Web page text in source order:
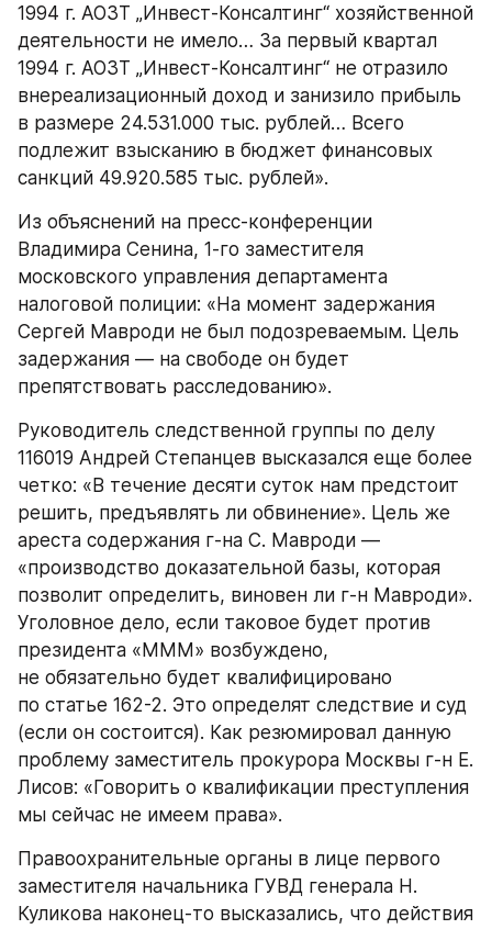
1994 г. АОЗТ „Инвест-Консалтинг“ хозяйственной
деятельности не имело… За первый квартал
1994 г. АОЗТ „Инвест-Консалтинг“ не отразило
внереализационный доход и занизило прибыль
в размере 24.531.000 тыс. рублей… Всего
подлежит взысканию в бюджет финансовых
санкций 49.920.585 тыс. рублей».
Из объяснений на пресс-конференции
Владимира Сенина, 1-го заместителя
московского управления департамента
налоговой полиции: «На момент задержания
Сергей Мавроди не был подозреваемым. Цель
задержания — на свободе он будет
препятствовать расследованию».
Руководитель следственной группы по делу
116019 Андрей Степанцев высказался еще более
четко: «В течение десяти суток нам предстоит
решить, предъявлять ли обвинение». Цель же
ареста содержания г-на С. Мавроди —
«производство доказательной базы, которая
позволит определить, виновен ли г-н Мавроди».
Уголовное дело, если таковое будет против
президента «МММ» возбуждено,
не обязательно будет квалифицировано
по статье 162-2. Это определят следствие и суд
(если он состоится). Как резюмировал данную
проблему заместитель прокурора Москвы г-н Е.
Лисов: «Говорить о квалификации преступления
мы сейчас не имеем права».
Правоохранительные органы в лице первого
заместителя начальника ГУВД генерала Н.
Куликова наконец-то высказались, что действия